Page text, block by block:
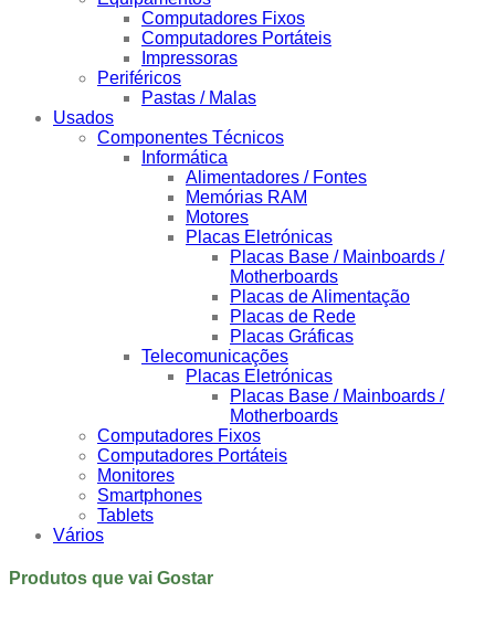
Computadores Fixos
Computadores Portáteis
Impressoras
Periféricos
Pastas / Malas
Usados
Componentes Técnicos
Informática
Alimentadores / Fontes
Memórias RAM
Motores
Placas Eletrónicas
Placas Base / Mainboards /
Motherboards
Placas de Alimentação
Placas de Rede
Placas Gráficas
Telecomunicações
Placas Eletrónicas
Placas Base / Mainboards /
Motherboards
Computadores Fixos
Computadores Portáteis
Monitores
Smartphones
Tablets
Vários
Produtos que vai Gostar